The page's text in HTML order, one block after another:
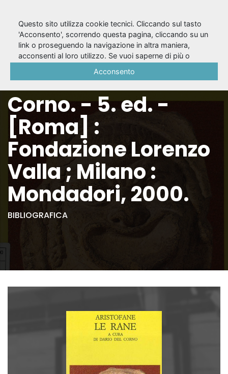
Le rane / Aristofane ;
a cura di Dario Del
Corno. - 5. ed. -
[Roma] :
Fondazione Lorenzo
Valla ; Milano :
Mondadori, 2000.
BIBLIOGRAFICA
Questo sito utilizza cookie tecnici. Cliccando sul tasto
'Acconsento', scorrendo questa pagina, cliccando su un
link o proseguendo la navigazione in altra maniera,
acconsenti al loro utilizzo. Se vuoi saperne di più o
Acconsento